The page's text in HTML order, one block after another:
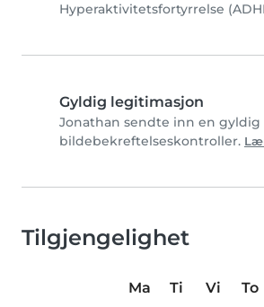
Hyperaktivitetsfortyrrelse
Gyldig legitimasjon
Jonathan sendte inn en gyldig
bildebekreftelseskontroller.
Tilgjengelighet
Ma Ti Vi To